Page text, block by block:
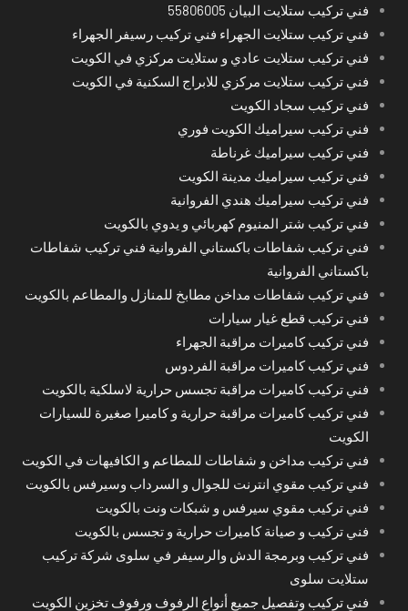
فني تركيب ستلايت البيان 55806005
فني تركيب ستلايت الجهراء فني تركيب رسيفر الجهراء
فني تركيب ستلايت عادي و ستلايت مركزي في الكويت
فني تركيب ستلايت مركزي للابراج السكنية في الكويت
فني تركيب سجاد الكويت
فني تركيب سيراميك الكويت فوري
فني تركيب سيراميك غرناطة
فني تركيب سيراميك مدينة الكويت
فني تركيب سيراميك هندي الفروانية
فني تركيب شتر المنيوم كهربائي و يدوي بالكويت
فني تركيب شفاطات باكستاني الفروانية فني تركيب شفاطات
باكستاني الفروانية
فني تركيب شفاطات مداخن مطابخ للمنازل والمطاعم بالكويت
فني تركيب قطع غيار سيارات
فني تركيب كاميرات مراقبة الجهراء
فني تركيب كاميرات مراقبة الفردوس
فني تركيب كاميرات مراقبة تجسس حرارية لاسلكية بالكويت
فني تركيب كاميرات مراقبة حرارية و كاميرا صغيرة للسيارات
الكويت
فني تركيب مداخن و شفاطات للمطاعم و الكافيهات في الكويت
فني تركيب مقوي انترنت للجوال و السرداب وسيرفس بالكويت
فني تركيب مقوي سيرفس و شبكات ونت بالكويت
فني تركيب و صيانة كاميرات حرارية و تجسس بالكويت
فني تركيب وبرمجة الدش والرسيفر في سلوى شركة تركيب
ستلايت سلوى
فني تركيب وتفصيل جميع أنواع الرفوف ورفوف تخزين الكويت